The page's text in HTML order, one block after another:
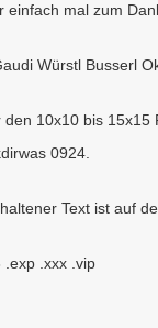
einfach mal zum
Würstl Busserl
10x10 bis 15x15
0924.
Text ist auf
.exp .xxx .vip